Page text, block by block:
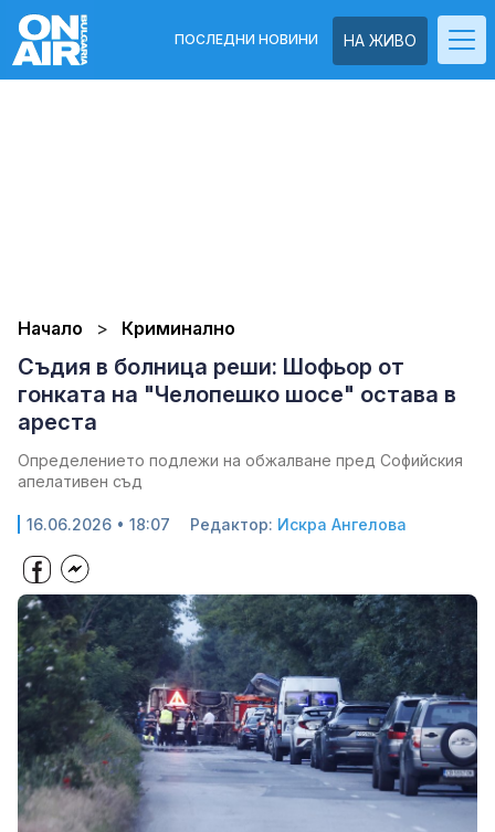
НА ЖИВО
ПОСЛЕДНИ НОВИНИ
Начало Криминално
Съдия в болница реши: Шофьор от
гонката на "Челопешко шосе" остава в
ареста
Определението подлежи на обжалване пред Софийския
апелативен съд
16.06.2026 • 18:07 Редактор: Искра Ангелова